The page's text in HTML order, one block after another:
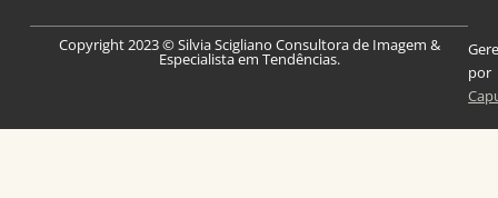
a
O
s
a
O
n
a
O
c
Copyright 2023 © Silvia Scigliano Consultora de Imagem &
Especialista em Tendências.
por